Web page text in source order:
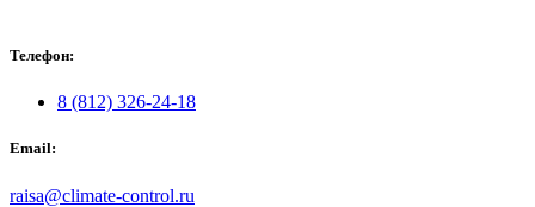
Телефон:
8 (812) 326-24-18
Email:
raisa@climate-control.ru